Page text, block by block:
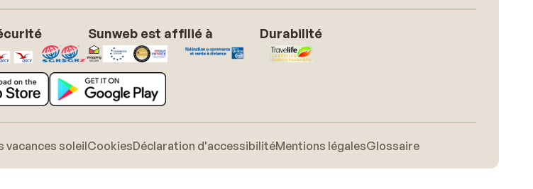
Sunweb est affilié à Durabilité
vacances soleilCookiesDéclaration d'accessibilitéMentions légalesGlossaire